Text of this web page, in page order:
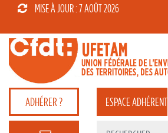
MISE À JOUR : 7 AOÛT 2026
ADHÉRER ? ESPACEADHÉRENT